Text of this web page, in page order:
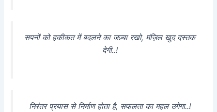
सपनों को हकीकत में बदलने का जज़्बा रखो, मंज़िल खुद दस्तक
देगी..!
निरंतर प्रयास से निर्माण होता है, सफलता का महल उगेगा..!